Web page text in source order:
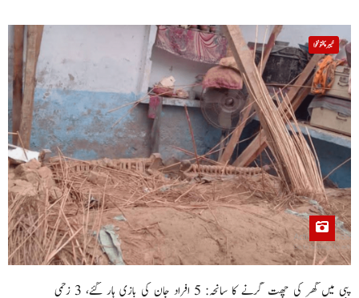
خیبر پختونخوا
پبی میں گھر کی چھت گرنے کا سانحہ: 5 افراد جان کی بازی ہار گئے، 3 زخمی